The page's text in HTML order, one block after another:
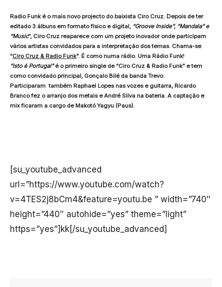
Radio Funk é o mais novo projecto do baixista Ciro Cruz. Depois de ter
editado 3 álbuns em formato físico e digital, “Groove Inside”, “Mandala” e
“Music”, Ciro Cruz reaparece com um projeto inovador onde participam
vários artistas convidados para a interpretação dos temas. Chama-se
“Ciro Cruz & Radio Funk”. É como numa rádio. Uma Rádio Funk!
“Isto é Portugal“é o primeiro single de “Ciro Cruz & Radio Funk” e tem
como convidado principal, Gonçalo Bilé da banda Trevo.
Participaram também Raphael Lopes nas vozes e guitarra, Ricardo
Branco fez o arranjo dos metais e André Silva na bateria. A captação e
mix ficaram a cargo de Makotó Yagyu (Paus).
[su_youtube_advanced
url=”https://www.youtube.com/watch?
v=4TES2j8bCm4&feature=youtu.be ” width=”740″
height=”440″ autohide=”yes” theme=”light”
https=”yes”]kk[/su_youtube_advanced]